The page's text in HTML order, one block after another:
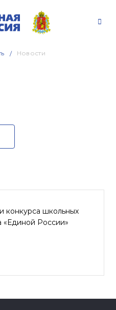
Новости
конкурса школьных
«Единой России»